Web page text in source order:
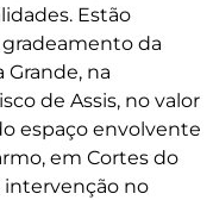
Estão
da
Grande, na
de Assis, no valor
espaço envolvente
em Cortes do
intervenção no